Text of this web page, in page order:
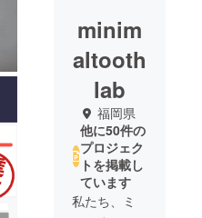
minim
altooth
lab
福岡県
他に50件の
プロジェク
トを掲載し
ています
私たち、ミ